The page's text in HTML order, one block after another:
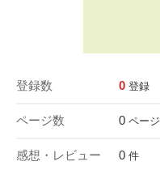
登録数 0 登録
ページ数 0 ページ
感想・レビュー 0 件